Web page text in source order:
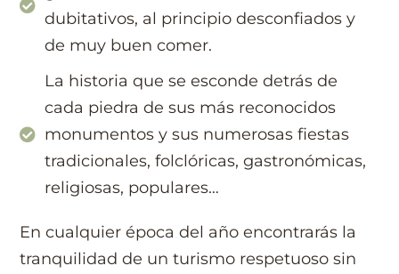
dubitativos, al principio desconfiados y
de muy buen comer.
La historia que se esconde detrás de
cada piedra de sus más reconocidos
monumentos y sus numerosas fiestas
tradicionales, folclóricas, gastronómicas,
religiosas, populares…
En cualquier época del año encontrarás la
tranquilidad de un turismo respetuoso sin